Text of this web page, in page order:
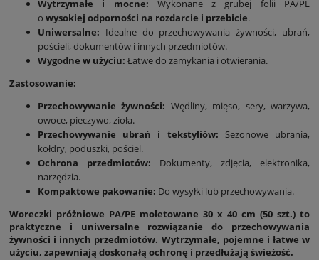
Wytrzymałe i mocne: Wykonane z grubej folii PA/PE
o wysokiej odporności na rozdarcie i przebicie.
Uniwersalne: Idealne do przechowywania żywności, ubrań,
pościeli, dokumentów i innych przedmiotów.
Wygodne w użyciu: Łatwe do zamykania i otwierania.
Zastosowanie:
Przechowywanie żywności: Wędliny, mięso, sery, warzywa,
owoce, pieczywo, zioła.
Przechowywanie ubrań i tekstyliów: Sezonowe ubrania,
kołdry, poduszki, pościel.
Ochrona przedmiotów: Dokumenty, zdjęcia, elektronika,
narzędzia.
Kompaktowe pakowanie: Do wysyłki lub przechowywania.
Woreczki próżniowe PA/PE moletowane 30 x 40 cm (50 szt.) to
praktyczne i uniwersalne rozwiązanie do przechowywania
żywności i innych przedmiotów. Wytrzymałe, pojemne i łatwe w
użyciu, zapewniają doskonałą ochronę i przedłużają świeżość.